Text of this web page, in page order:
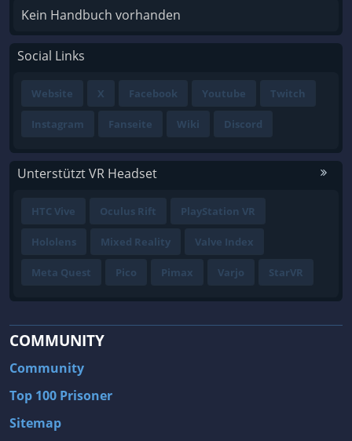
Kein Handbuch vorhanden
Social Links
Website X Facebook Youtube Twitch
Instagram Fanseite Wiki Discord
Unterstützt VR Headset
HTC Vive Oculus Rift PlayStation VR
Hololens Mixed Reality Valve Index
Meta Quest Pico Pimax Varjo StarVR
COMMUNITY
Community
Top 100 Prisoner
Sitemap